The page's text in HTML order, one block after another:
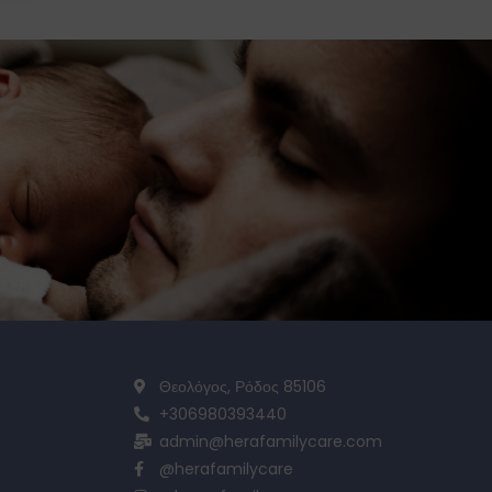
Θεολόγος, Ρόδος 85106
+306980393440
admin@herafamilycare.com
@herafamilycare